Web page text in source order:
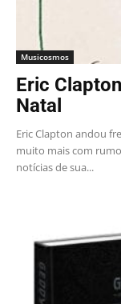
Musicosmos
Eric
Natal
Eric Clapton andou
muito mais com
notícias de sua...